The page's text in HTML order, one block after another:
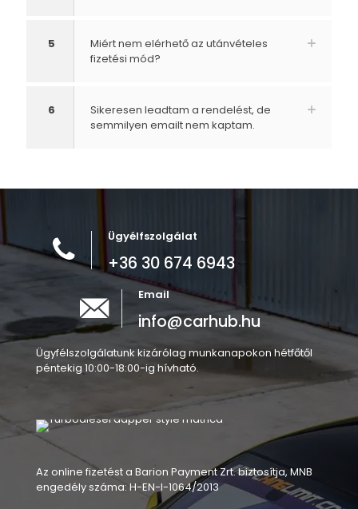
5
Miért nem elérhető az utánvételes
fizetési mód?
6
Sikeresen leadtam a rendelést, de
semmilyen emailt nem kaptam.
Ügyélfszolgálat
+36 30 674 6943
Email
info@carhub.hu
Ügyfélszolgálatunk kizárólag munkanapokon hétfőtől
péntekig 10:00-18:00-ig hívható.
Az online fizetést a Barion Payment Zrt. biztosítja, MNB
engedély száma: H-EN-I-1064/2013